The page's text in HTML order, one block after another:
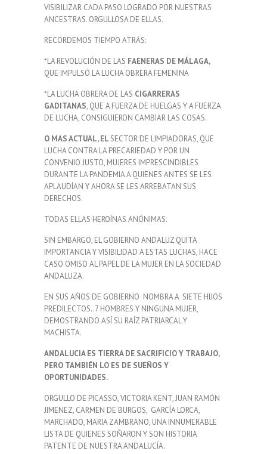
VISIBILIZAR CADA PASO LOGRADO POR NUESTRAS
ANCESTRAS. ORGULLOSA DE ELLAS.
RECORDEMOS TIEMPO ATRÁS:
*LA REVOLUCIÓN DE LAS FAENERAS DE MÁLAGA,
QUE IMPULSÓ LA LUCHA OBRERA FEMENINA
*LA LUCHA OBRERA DE LAS CIGARRERAS
GADITANAS, QUE A FUERZA DE HUELGAS Y A FUERZA
DE LUCHA, CONSIGUIERON CAMBIAR LAS COSAS.
O MAS ACTUAL, EL SECTOR DE LIMPIADORAS, QUE
LUCHA CONTRA LA PRECARIEDAD Y POR UN
CONVENIO JUSTO, MUJERES IMPRESCINDIBLES
DURANTE LA PANDEMIA A QUIENES ANTES SE LES
APLAUDÍAN Y AHORA SE LES ARREBATAN SUS
DERECHOS.
TODAS ELLAS HEROÍNAS ANÓNIMAS.
SIN EMBARGO, EL GOBIERNO ANDALUZ QUITA
IMPORTANCIA Y VISIBILIDAD A ESTAS LUCHAS, HACE
CASO OMISO AL PAPEL DE LA MUJER EN LA SOCIEDAD
ANDALUZA.
EN SUS AÑOS DE GOBIERNO NOMBRA A SIETE HIJOS
PREDILECTOS..7 HOMBRES Y NINGUNA MUJER,
DEMOSTRANDO ASÍ SU RAÍZ PATRIARCAL Y
MACHISTA.
ANDALUCIA ES TIERRA DE SACRIFICIO Y TRABAJO,
PERO TAMBIÉN LO ES DE SUEÑOS Y
OPORTUNIDADES.
ORGULLO DE PICASSO, VICTORIA KENT, JUAN RAMÓN
JIMENEZ, CARMEN DE BURGOS, GARCÍA LORCA,
MARCHADO, MARIA ZAMBRANO, UNA INNUMERABLE
LISTA DE QUIENES SOÑARON Y SON HISTORIA
PATENTE DE NUESTRA ANDALUCÍA.